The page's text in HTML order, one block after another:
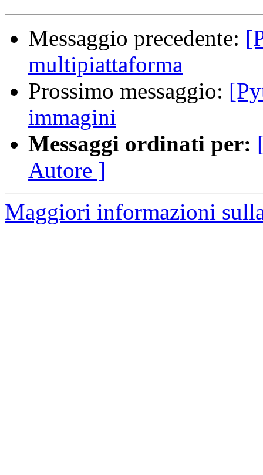
Messaggio precedente:
multipiattaforma
Prossimo messaggio:
immagini
Messaggi ordinati per:
Autore ]
Maggiori informazioni